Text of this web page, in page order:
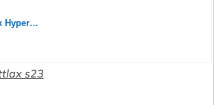
Bridgestone Battlax Hypersport S23 Rear 180/55ZR17 73W TL 24758
s23